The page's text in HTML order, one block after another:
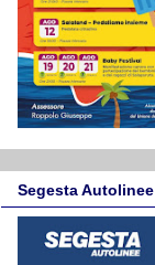
Segesta Autolinee